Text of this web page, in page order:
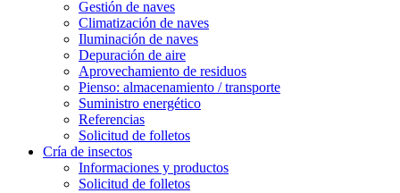
Gestión de naves
Climatización de naves
Iluminación de naves
Depuración de aire
Aprovechamiento de residuos
Pienso: almacenamiento / transporte
Suministro energético
Referencias
Solicitud de folletos
Cría de insectos
Informaciones y productos
Solicitud de folletos